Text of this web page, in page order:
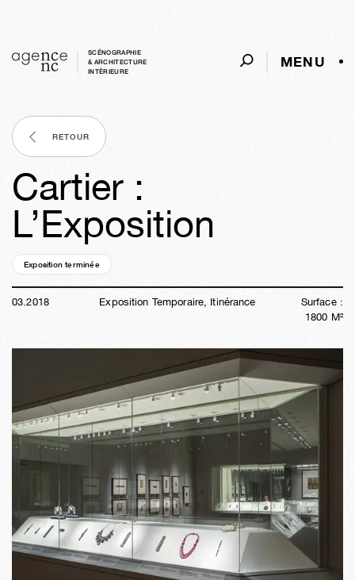
SCÉNOGRAPHIE
& ARCHITECTURE
INTÈRIEURE
MENU
RETOUR
Cartier :
L’Exposition
Exposition terminée
03.2018 Exposition Temporaire, Itinérance
Surface :
1800 M²